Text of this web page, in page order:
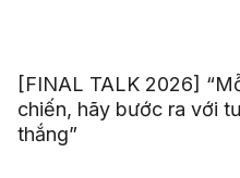
[FINAL TALK 2026]
chiến, hãy bước ra với
thắng”